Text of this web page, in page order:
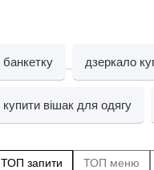
банкетку дзеркало
купити вішак для одягу
ТОП запити ТОП меню